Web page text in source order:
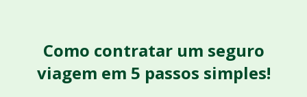
Como contratar um seguro
viagem em 5 passos simples!